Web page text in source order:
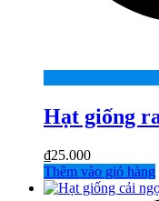
Hạt giống
₫25.000
Thêm vào giỏ hàng